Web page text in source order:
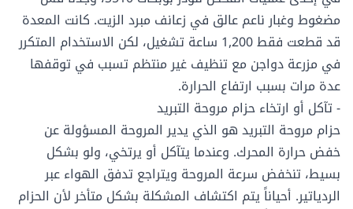
مضغوط وغبار ناعم عالق في زعانف مبرد الزيت. كانت المعدة
قد قطعت فقط 1,200 ساعة تشغيل، لكن الاستخدام المتكرر
في مزرعة دواجن مع تنظيف غير منتظم تسبب في توقفها
عدة مرات بسبب ارتفاع الحرارة.
- تآكل أو ارتخاء حزام مروحة التبريد
حزام مروحة التبريد هو الذي يدير المروحة المسؤولة عن
خفض حرارة المحرك. وعندما يتآكل أو يرتخي، ولو بشكل
بسيط، تنخفض سرعة المروحة ويتراجع تدفق الهواء عبر
الردياتير. أحياناً يتم اكتشاف المشكلة بشكل متأخر لأن الحزام